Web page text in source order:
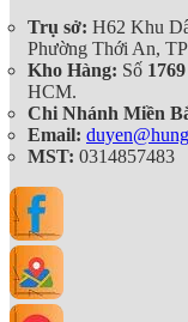
Trụ sở: H62 Khu
Phường Thới An,
Kho Hàng: Số 1769
HCM.
Chi Nhánh Miền
Email:
MST: 0314857483